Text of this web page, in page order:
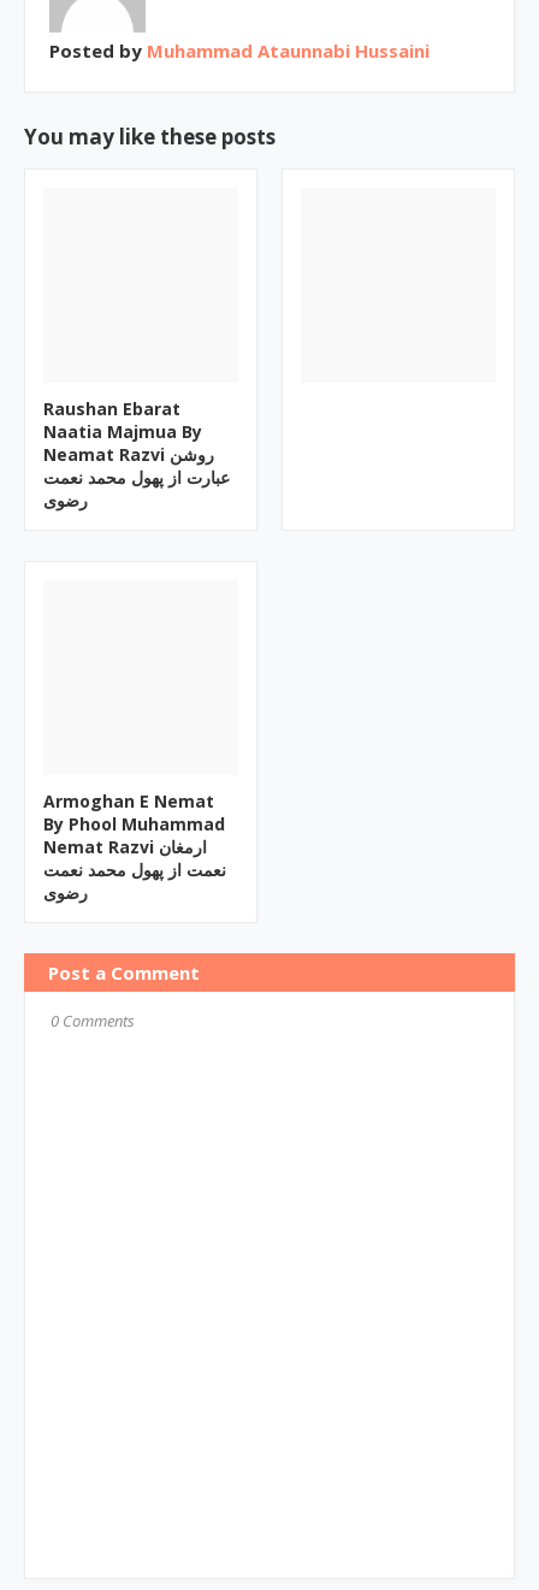
Posted by Muhammad Ataunnabi Hussaini
You may like these posts
Raushan Ebarat
Naatia Majmua By
Neamat Razvi روشن
عبارت از پھول محمد نعمت
رضوی
Armoghan E Nemat
By Phool Muhammad
Nemat Razvi ارمغان
نعمت از پھول محمد نعمت
رضوی
Post a Comment
0 Comments